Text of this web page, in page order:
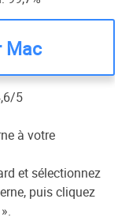
Mac
5
à votre
et sélectionnez
puis cliquez
».